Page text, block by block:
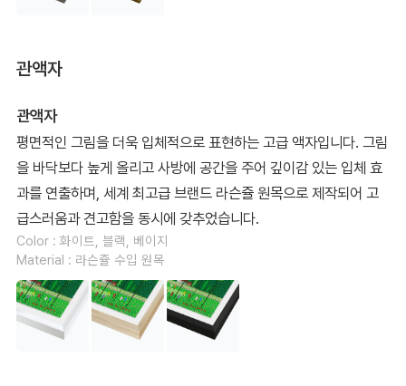
관액자
관액자
평면적인 그림을 더욱 입체적으로 표현하는 고급 액자입니다. 그림
을 바닥보다 높게 올리고 사방에 공간을 주어 깊이감 있는 입체 효
과를 연출하며, 세계 최고급 브랜드 라슨쥴 원목으로 제작되어 고
급스러움과 견고함을 동시에 갖추었습니다.
Color : 화이트, 블랙, 베이지
Material : 라슨쥴 수입 원목